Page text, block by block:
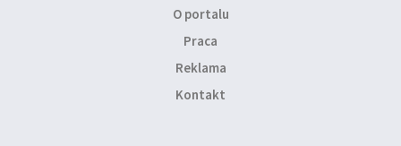
O portalu
Praca
Reklama
Kontakt